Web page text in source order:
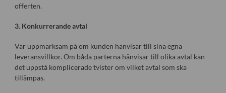
offerten.
3. Konkurrerande avtal
Var uppmärksam på om kunden hänvisar till sina egna
leveransvillkor. Om båda parterna hänvisar till olika avtal kan
det uppstå komplicerade tvister om vilket avtal som ska
tillämpas.